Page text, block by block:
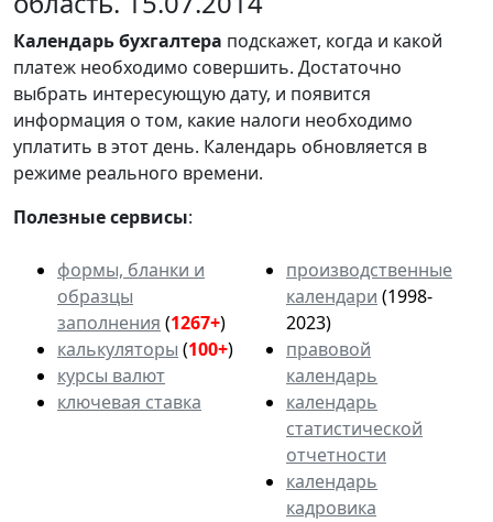
Календарьбухгалтера подскажет, когда и какой
платеж необходимо совершить. Достаточно
выбрать интересующую дату, и появится
информация о том, какие налоги необходимо
уплатить в этот день. Календарь обновляется в
режиме реального времени.
Полезные сервисы:
формы, бланки и
образцы
заполнения (1267+)
калькуляторы (100+)
курсы валют
ключевая ставка
производственные
календари (1998-
2023)
правовой
календарь
календарь
статистической
отчетности
календарь
кадровика